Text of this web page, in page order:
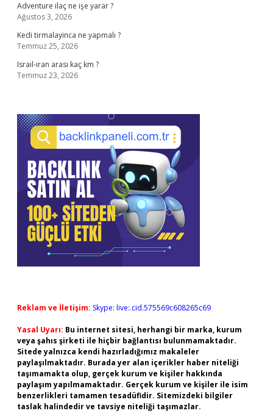
Adventure ilaç ne işe yarar ?
Ağustos 3, 2026
Kedi tirmalayinca ne yapmalı ?
Temmuz 25, 2026
Israıl-ıran arası kaç km ?
Temmuz 23, 2026
Reklam ve İletişim: Skype: live:.cid.575569c608265c69
Yasal Uyarı: Bu internet sitesi, herhangi bir marka, kurum
veya şahıs şirketi ile hiçbir bağlantısı bulunmamaktadır.
Sitede yalnızca kendi hazırladığımız makaleler
paylaşılmaktadır. Burada yer alan içerikler haber niteliği
taşımamakta olup, gerçek kurum ve kişiler hakkında
paylaşım yapılmamaktadır. Gerçek kurum ve kişiler ile isim
benzerlikleri tamamen tesadüfidir. Sitemizdeki bilgiler
taslak halindedir ve tavsiye niteliği taşımazlar.